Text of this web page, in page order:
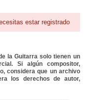
estar registrado
la Guitarra solo tienen un
Si algún compositor,
considera que un archivo
los derechos de autor,